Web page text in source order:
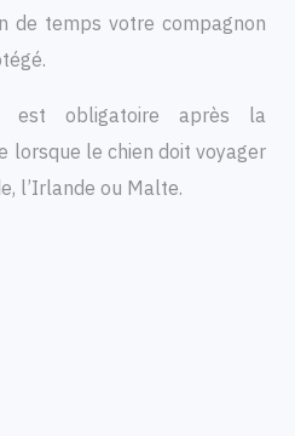
de temps votre compagnon
est obligatoire après la
lorsque le chien doit voyager
l’Irlande ou Malte.